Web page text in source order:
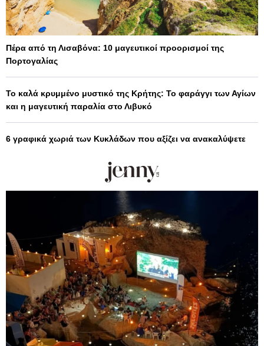
Πέρα από τη Λισαβόνα: 10 μαγευτικοί προορισμοί της
Πορτογαλίας
Το καλά κρυμμένο μυστικό της Κρήτης: Το φαράγγι των Αγίων
και η μαγευτική παραλία στο Λιβυκό
6 γραφικά χωριά των Κυκλάδων που αξίζει να ανακαλύψετε